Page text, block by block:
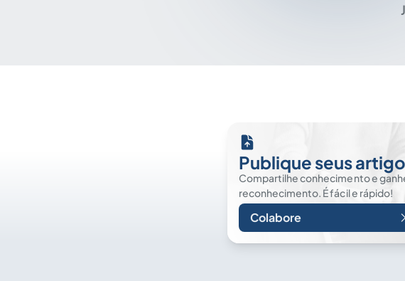
Publique seus
Compartilhe conhecimento e
reconhecimento. É fácil e rápido!
Colabore